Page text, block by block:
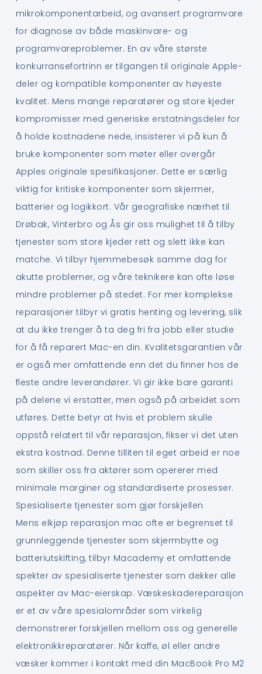
mikrokomponentarbeid, og avansert programvare
for diagnose av både maskinvare- og
programvareproblemer. En av våre største
konkurransefortrinn er tilgangen til originale Apple-
deler og kompatible komponenter av høyeste
kvalitet. Mens mange reparatører og store kjeder
kompromisser med generiske erstatningsdeler for
å holde kostnadene nede, insisterer vi på kun å
bruke komponenter som møter eller overgår
Apples originale spesifikasjoner. Dette er særlig
viktig for kritiske komponenter som skjermer,
batterier og logikkort. Vår geografiske nærhet til
Drøbak, Vinterbro og Ås gir oss mulighet til å tilby
tjenester som store kjeder rett og slett ikke kan
matche. Vi tilbyr hjemmebesøk samme dag for
akutte problemer, og våre teknikere kan ofte løse
mindre problemer på stedet. For mer komplekse
reparasjoner tilbyr vi gratis henting og levering, slik
at du ikke trenger å ta deg fri fra jobb eller studie
for å få reparert Mac-en din. Kvalitetsgarantien vår
er også mer omfattende enn det du finner hos de
fleste andre leverandører. Vi gir ikke bare garanti
på delene vi erstatter, men også på arbeidet som
utføres. Dette betyr at hvis et problem skulle
oppstå relatert til vår reparasjon, fikser vi det uten
ekstra kostnad. Denne tilliten til eget arbeid er noe
som skiller oss fra aktører som opererer med
minimale marginer og standardiserte prosesser.
Spesialiserte tjenester som gjør forskjellen
Mens elkjøp reparasjon mac ofte er begrenset til
grunnleggende tjenester som skjermbytte og
batteriutskifting, tilbyr Macademy et omfattende
spekter av spesialiserte tjenester som dekker alle
aspekter av Mac-eierskap. Væskeskadereparasjon
er et av våre spesialområder som virkelig
demonstrerer forskjellen mellom oss og generelle
elektronikkreparatører. Når kaffe, øl eller andre
væsker kommer i kontakt med din MacBook Pro M2